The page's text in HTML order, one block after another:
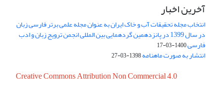
آخرین اخبار
انتخاب مجله تحقیقات آب و خاک ایران به عنوان مجله علمی برتر فارسی زبان
در سال 1399 در پانزدهمین گردهمایی بین المللی انجمن ترویج زبان و ادب
فارسی1400-03-17
انتشار به صورت ماهنامه1398-03-27
Creative Commons Attribution Non Commercial 4.0